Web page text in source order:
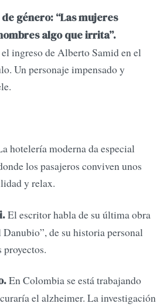
género: “Las mujeres
algo que irrita”.
ingreso de Alberto Samid en el
Un personaje impensado y
hotelería moderna da especial
los pasajeros conviven unos
y relax.
El escritor habla de su última obra
de su historia personal
proyectos.
En Colombia se está trabajando
el alzheimer. La investigación